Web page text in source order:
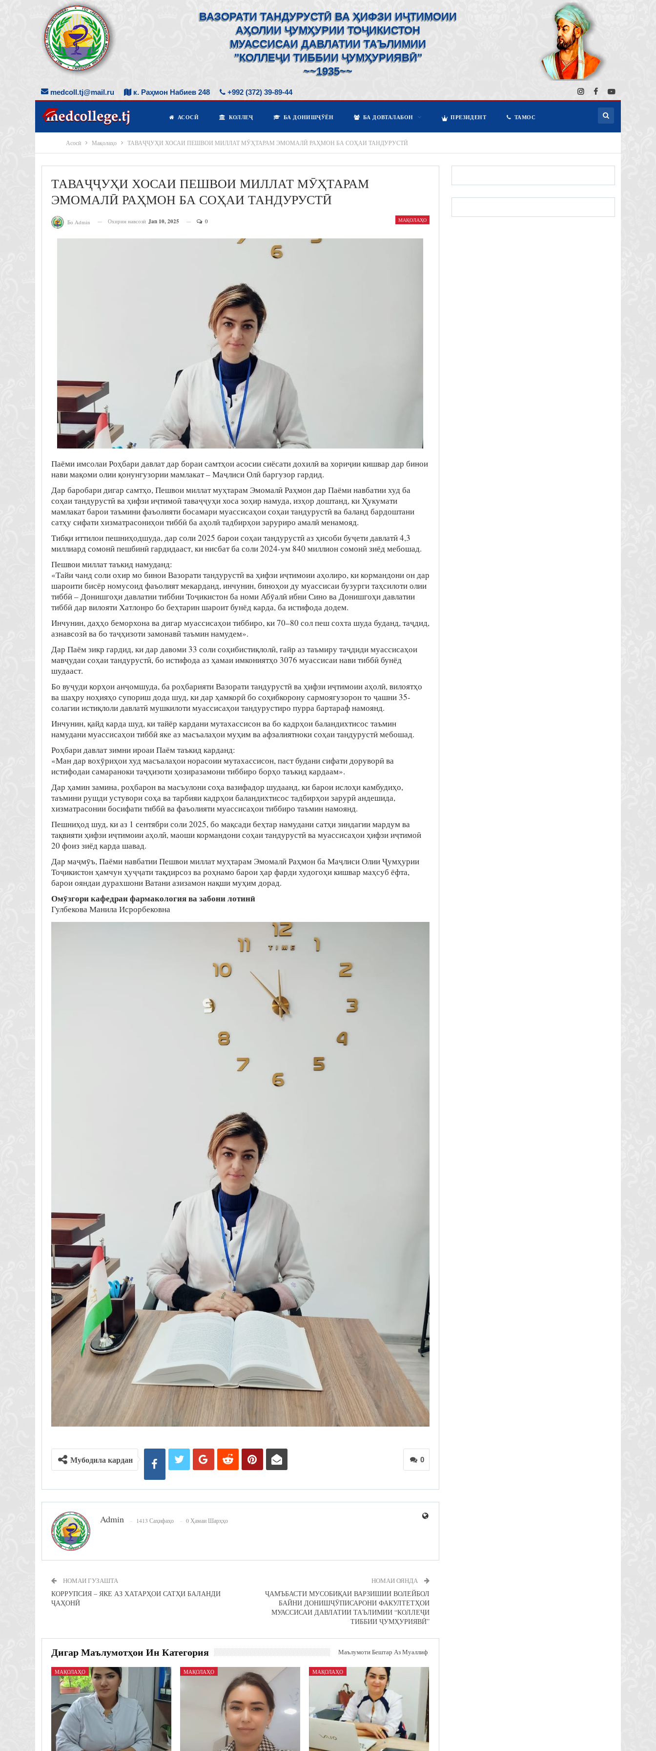
ВАЗОРАТИ ТАНДУРУСТӢ ВА ҲИФЗИ ИҶТИМОИИ
АҲОЛИИ ҶУМҲУРИИ ТОҶИКИСТОН
МУАССИСАИ ДАВЛАТИИ ТАЪЛИМИИ
"КОЛЛЕҶИ ТИББИИ ҶУМҲУРИЯВӢ"
~~1935~~
medcoll.tj@mail.ru к. Раҳмон Набиев 248 +992 (372) 39-89-44
АСОСӢ КОЛЛЕҶ БА ДОНИШҶӮЁН БА ДОВТАЛАБОН ПРЕЗИДЕНТ ТАМОС
Асосӣ Мақолаҳо ТАВАҶҶУҲИ ХОСАИ ПЕШВОИ МИЛЛАТ МӮҲТАРАМ ЭМОМАЛӢ РАҲМОН БА СОҲАИ ТАНДУРУСТӢ
ТАВАҶҶУҲИ ХОСАИ ПЕШВОИ МИЛЛАТ МӮҲТАРАМ
ЭМОМАЛӢ РАҲМОН БА СОҲАИ ТАНДУРУСТӢ
МАҚОЛАҲО
Бо Admin Охирин навсозӣ Jan 10, 2025 0
Паёми имсолаи Роҳбари давлат дар бораи самтҳои асосии сиёсати дохилӣ ва хориҷии кишвар дар бинои
нави мақоми олии қонунгузории мамлакат – Маҷлиси Олӣ баргузор гардид.
Дар баробари дигар самтҳо, Пешвои миллат муҳтарам Эмомалӣ Раҳмон дар Паёми навбатии худ ба
соҳаи тандурустӣ ва ҳифзи иҷтимоӣ таваҷҷуҳи хоса зоҳир намуда, изҳор доштанд, ки Ҳукумати
мамлакат барои таъмини фаъолияти босамари муассисаҳои соҳаи тандурустӣ ва баланд бардоштани
сатҳу сифати хизматрасониҳои тиббӣ ба аҳолӣ тадбирҳои заруриро амалӣ менамояд.
Тибқи иттилои пешниҳодшуда, дар соли 2025 барои соҳаи тандурустӣ аз ҳисоби буҷети давлатӣ 4,3
миллиард сомонӣ пешбинӣ гардидааст, ки нисбат ба соли 2024-ум 840 миллион сомонӣ зиёд мебошад.
Пешвои миллат таъкид намуданд:
«Тайи чанд соли охир мо бинои Вазорати тандурустӣ ва ҳифзи иҷтимоии аҳолиро, ки кормандони он дар
шароити бисёр номусоид фаъолият мекарданд, инчунин, биноҳои ду муассисаи бузурги таҳсилоти олии
тиббӣ – Донишгоҳи давлатии тиббии Тоҷикистон ба номи Абӯалӣ ибни Сино ва Донишгоҳи давлатии
тиббӣ дар вилояти Хатлонро бо беҳтарин шароит бунёд карда, ба истифода додем.
Инчунин, даҳҳо беморхона ва дигар муассисаҳои тиббиро, ки 70–80 сол пеш сохта шуда буданд, таҷдид,
азнавсозӣ ва бо таҷҳизоти замонавӣ таъмин намудем».
Дар Паём зикр гардид, ки дар давоми 33 соли соҳибистиқлолӣ, ғайр аз таъмиру таҷдиди муассисаҳои
мавҷудаи соҳаи тандурустӣ, бо истифода аз ҳамаи имкониятҳо 3076 муассисаи нави тиббӣ бунёд
шудааст.
Бо вуҷуди корҳои анҷомшуда, ба роҳбарияти Вазорати тандурустӣ ва ҳифзи иҷтимоии аҳолӣ, вилоятҳо
ва шаҳру ноҳияҳо супориш дода шуд, ки дар ҳамкорӣ бо соҳибкорону сармоягузорон то ҷашни 35-
солагии истиқлоли давлатӣ мушкилоти муассисаҳои тандурустиро пурра бартараф намоянд.
Инчунин, қайд карда шуд, ки тайёр кардани мутахассисон ва бо кадрҳои баландихтисос таъмин
намудани муассисаҳои тиббӣ яке аз масъалаҳои муҳим ва афзалиятноки соҳаи тандурустӣ мебошад.
Роҳбари давлат зимни ироаи Паём таъкид карданд:
«Ман дар вохӯриҳои худ масъалаҳои норасоии мутахассисон, паст будани сифати доруворӣ ва
истифодаи самараноки таҷҳизоти ҳозиразамони тиббиро борҳо таъкид кардаам».
Дар ҳамин замина, роҳбарон ва масъулони соҳа вазифадор шудаанд, ки барои ислоҳи камбудиҳо,
таъмини рушди устувори соҳа ва тарбияи кадрҳои баландихтисос тадбирҳои зарурӣ андешида,
хизматрасонии босифати тиббӣ ва фаъолияти муассисаҳои тиббиро таъмин намоянд.
Пешниҳод шуд, ки аз 1 сентябри соли 2025, бо мақсади беҳтар намудани сатҳи зиндагии мардум ва
тақвияти ҳифзи иҷтимоии аҳолӣ, маоши кормандони соҳаи тандурустӣ ва муассисаҳои ҳифзи иҷтимоӣ
20 фоиз зиёд карда шавад.
Дар маҷмӯъ, Паёми навбатии Пешвои миллат муҳтарам Эмомалӣ Раҳмон ба Маҷлиси Олии Ҷумҳурии
Тоҷикистон ҳамчун ҳуҷҷати тақдирсоз ва роҳнамо барои ҳар фарди худогоҳи кишвар маҳсуб ёфта,
барои ояндаи дурахшони Ватани азизамон нақши муҳим дорад.
Омӯзгори кафедраи фармакология ва забони лотинӣ
Гулбекова Манила Исрорбековна
0
Мубодила кардан
Admin 1413 Саҳифаҳо 0 Ҳамаи Шарҳҳо
НОМАИ ГУЗАШТА
КОРРУПСИЯ – ЯКЕ АЗ ХАТАРҲОИ САТҲИ БАЛАНДИ
ҶАҲОНӢ
НОМАИ ОЯНДА
ҶАМЪБАСТИ МУСОБИҚАИ ВАРЗИШИИ ВОЛЕЙБОЛ
БАЙНИ ДОНИШҶӮПИСАРОНИ ФАКУЛТЕТҲОИ
МУАССИСАИ ДАВЛАТИИ ТАЪЛИМИИ “КОЛЛЕҶИ
ТИББИИ ҶУМҲУРИЯВӢ”
Дигар Маълумотҳои Ин Категория Маълумоти Бештар Аз Муаллиф
МАҚОЛАҲО МАҚОЛАҲО МАҚОЛАҲО